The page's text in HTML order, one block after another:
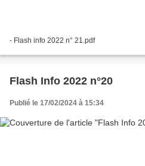
- Flash info 2022 n° 21.pdf
Flash Info 2022 n°20
Publié le 17/02/2024 à 15:34